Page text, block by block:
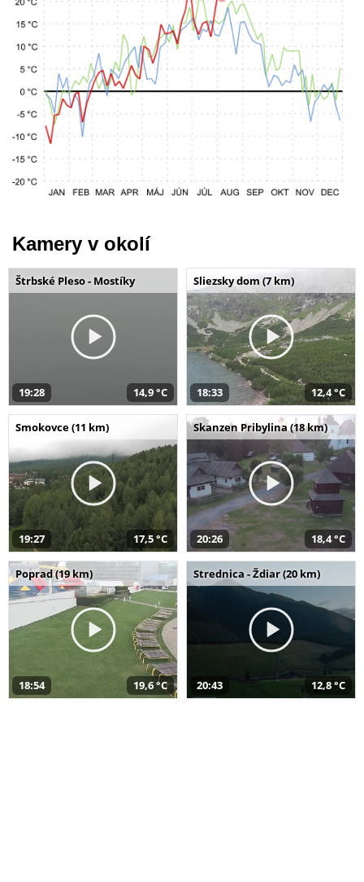
Kamery v okolí
Štrbské Pleso - Mostíky
19:28 14,9 °C
Sliezsky dom (7 km)
18:33 12,4 °C
Smokovce (11 km)
19:27 17,5 °C
Skanzen Pribylina (18 km)
20:26 18,4 °C
Poprad (19 km)
18:54 19,6 °C
Strednica - Ždiar (20 km)
20:43 12,8 °C